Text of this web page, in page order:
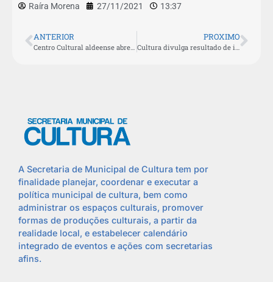
Raíra Morena 27/11/2021 13:37
ANTERIOR PROXIMO
A Secretaria de Municipal de Cultura tem por
finalidade planejar, coordenar e executar a
política municipal de cultura, bem como
administrar os espaços culturais, promover
formas de produções culturais, a partir da
realidade local, e estabelecer calendário
integrado de eventos e ações com secretarias
afins.